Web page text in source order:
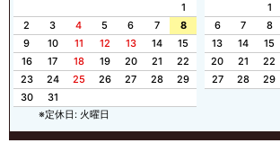
1
2
3 4 5 6 7
8
9
10 11 12 13 14
15
16
17 18 19 20 21
22
23
24 25 26 27 28
29
30
31
1
6
7 8
13
14 15
20
21 22
27
28 29
※定休日: 火曜日